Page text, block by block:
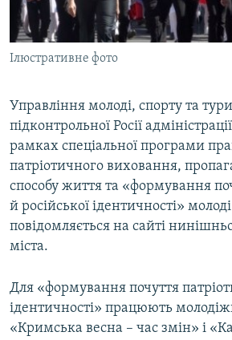
СВІДЧЕННЯ ОКУПАЦІЇ
УКРАЇНСЬКА ПРОБЛЕМА КРИМУ
ІНФОГРАФІКА
Qırımtatar
ДОЛУЧАЙСЯ!
Усі сайти RFE/RL
Ілюстративне фото
Управління молоді, спорту та
підконтрольної Росії
рамках спеціальної програми
патріотичного виховання,
способу життя та «формування
й російської ідентичності»
повідомляється на сайті
міста.
Для «формування почуття
ідентичності» працюють
«Кримська весна – час змін» і